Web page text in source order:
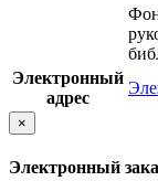
Электронный
адрес
×
Электронный